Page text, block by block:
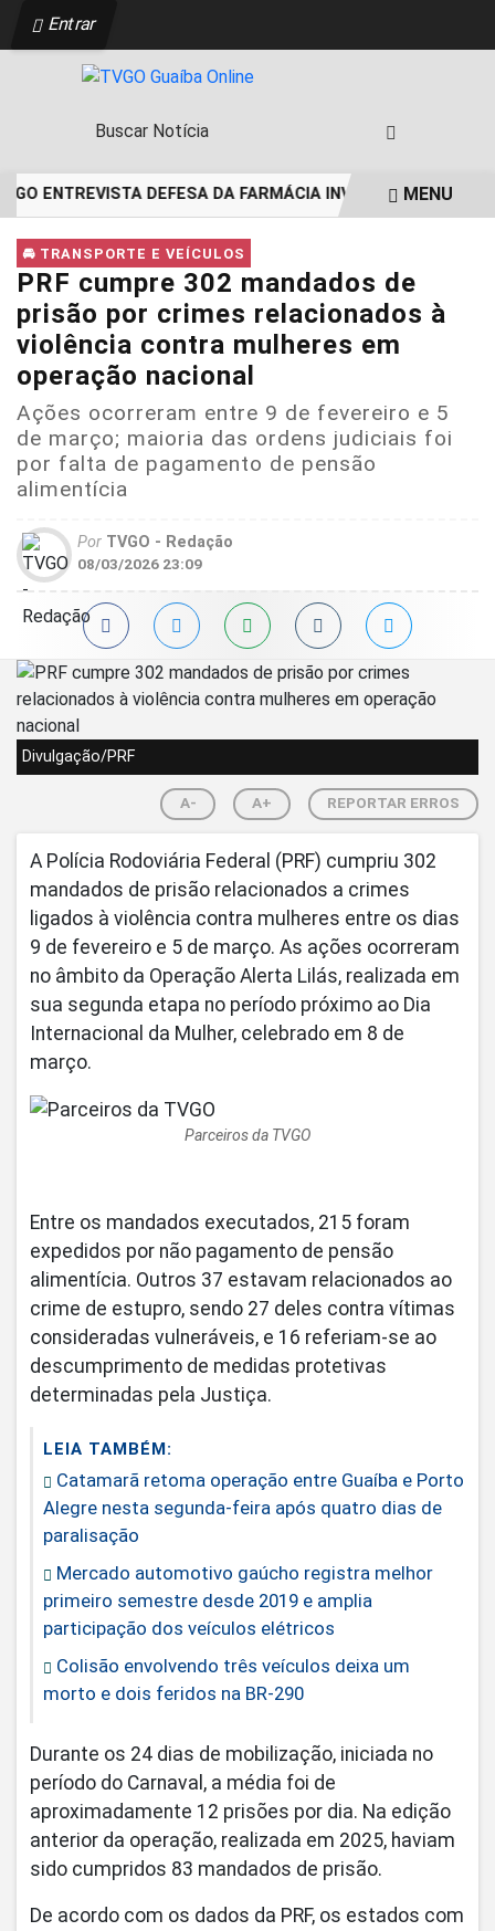
Entrar
ENTREVISTA DEFESA DA FARMÁCIA INVESTIGADA EM
EM ALTA
MENU
🚘 TRANSPORTE E VEÍCULOS
PRF cumpre 302 mandados de
prisão por crimes relacionados à
violência contra mulheres em
operação nacional
Ações ocorreram entre 9 de fevereiro e 5
de março; maioria das ordens judiciais foi
por falta de pagamento de pensão
alimentícia
Por TVGO - Redação
08/03/2026 23:09
Divulgação/PRF
A- A+ REPORTAR ERROS
A Polícia Rodoviária Federal (PRF) cumpriu 302
mandados de prisão relacionados a crimes
ligados à violência contra mulheres entre os dias
9 de fevereiro e 5 de março. As ações ocorreram
no âmbito da Operação Alerta Lilás, realizada em
sua segunda etapa no período próximo ao Dia
Internacional da Mulher, celebrado em 8 de
março.
Parceiros da TVGO
Entre os mandados executados, 215 foram
expedidos por não pagamento de pensão
alimentícia. Outros 37 estavam relacionados ao
crime de estupro, sendo 27 deles contra vítimas
consideradas vulneráveis, e 16 referiam-se ao
descumprimento de medidas protetivas
determinadas pela Justiça.
LEIA TAMBÉM:
Catamarã retoma operação entre Guaíba e Porto
Alegre nesta segunda-feira após quatro dias de
paralisação
Mercado automotivo gaúcho registra melhor
primeiro semestre desde 2019 e amplia
participação dos veículos elétricos
Colisão envolvendo três veículos deixa um
morto e dois feridos na BR-290
Durante os 24 dias de mobilização, iniciada no
período do Carnaval, a média foi de
aproximadamente 12 prisões por dia. Na edição
anterior da operação, realizada em 2025, haviam
sido cumpridos 83 mandados de prisão.
De acordo com os dados da PRF, os estados com